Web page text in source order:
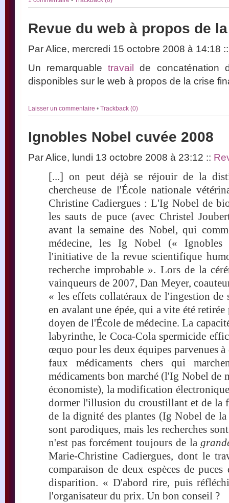
Revue du web à propos de
Par Alice, mercredi 15 octobre 2008 à 14:18 ::
Un remarquabletravail de concaténation
disponibles sur le web à propos de la crise
Laisser un commentaire • Trackback (0)
Ignobles Nobel cuvée 2008
Par Alice, lundi 13 octobre 2008 à 23:12 ::
[...] on peut déjà se réjouir de la
chercheuse de l'École nationale
Christine Cadiergues : L'Ig Nobel de
les sauts de puce (avec Christel
avant la semaine des Nobel, qui
médecine, les Ig Nobel («
l'initiative de la revue scientifique
recherche improbable ». Lors de la
vainqueurs de 2007, Dan Meyer,
« les effets collatéraux de l'ingestion de
en avalant une épée, qui a vite été
doyen de l'École de médecine. La
labyrinthe, le Coca-Cola spermicide
œquo pour les deux équipes parvenues à
faux médicaments chers qui
médicaments bon marché (l'Ig Nobel de
économiste), la modification
dormer l'illusion du croustillant et de la
de la dignité des plantes (Ig Nobel de la
sont parodiques, mais les recherches
n'est pas forcément toujours de la
Marie-Christine Cadiergues, dont le
comparaison de deux espèces de
disparition. « D'abord rire, puis
l'organisateur du prix. Un bon conseil ?